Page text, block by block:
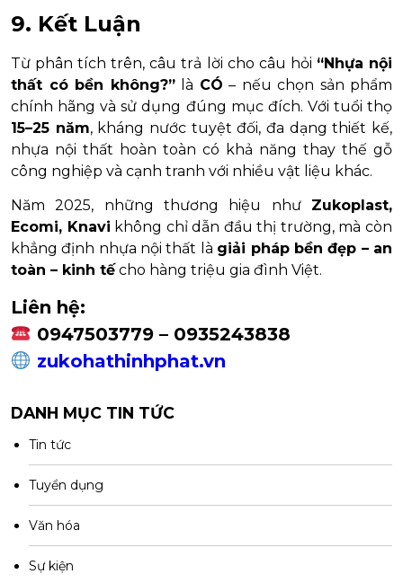
9. Kết Luận
Từ phân tích trên, câu trả lời cho câu hỏi “Nhựa nội
thất có bền không?”là CÓ – nếu chọn sản phẩm
chính hãng và sử dụng đúng mục đích. Với tuổi thọ
15–25 năm, kháng nước tuyệt đối, đa dạng thiết kế,
nhựa nội thất hoàn toàn có khả năng thay thế gỗ
công nghiệp và cạnh tranh với nhiều vật liệu khác.
Năm 2025, những thương hiệu như Zukoplast,
Ecomi, Knavi không chỉ dẫn đầu thị trường, mà còn
khẳng định nhựa nội thất là giải pháp bền đẹp – an
toàn – kinh tế cho hàng triệu gia đình Việt.
Liên hệ:
0947503779 – 0935243838
zukohathinhphat.vn
DANH MỤC TIN TỨC
Tin tức
Tuyển dụng
Văn hóa
Sự kiện